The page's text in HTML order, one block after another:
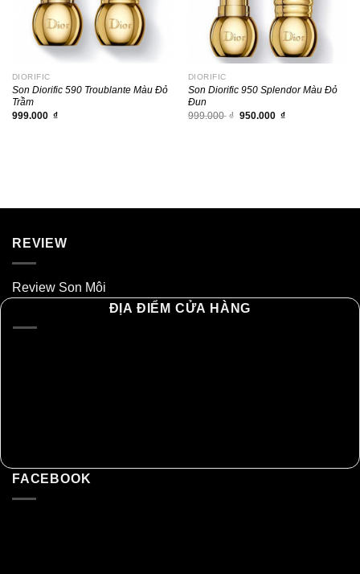
DIORIFIC
Son Diorific 590 Troublante Màu Đỏ
Trầm
999.000 ₫
DIORIFIC
Son Diorific 950 Splendor Màu Đỏ
Đun
999.000 ₫ Giá
950.000 ₫Giá
REVIEW
Review Son Môi
ĐỊA ĐIỂM CỬA HÀNG
FACEBOOK